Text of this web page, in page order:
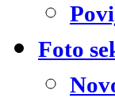
Foto